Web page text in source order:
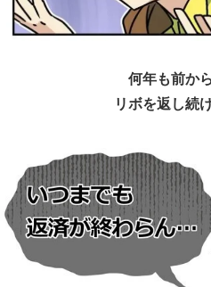
何年も前か
リボを返し続